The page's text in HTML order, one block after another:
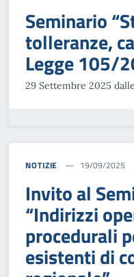
Seminario
tolleranze,
Legge 105/
29 Settembre 2025
NOTIZIE 19/09/2025
Invito al
“Indirizzi
procedurali
esistenti di